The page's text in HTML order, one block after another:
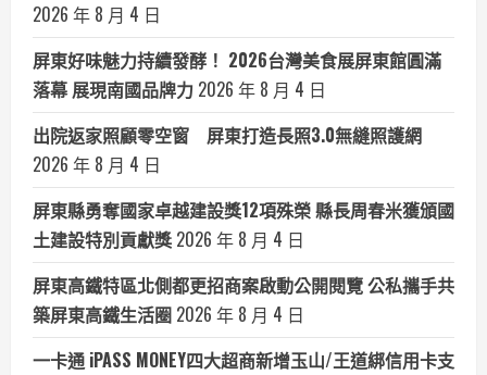
2026 年 8 月 4 日
屏東好味魅力持續發酵！ 2026台灣美食展屏東館圓滿
落幕 展現南國品牌力 2026 年 8 月 4 日
出院返家照顧零空窗 屏東打造長照3.0無縫照護網
2026 年 8 月 4 日
屏東縣勇奪國家卓越建設獎12項殊榮 縣長周春米獲頒國
土建設特別貢獻獎 2026 年 8 月 4 日
屏東高鐵特區北側都更招商案啟動公開閱覽 公私攜手共
築屏東高鐵生活圈 2026 年 8 月 4 日
一卡通 iPASS MONEY四大超商新增玉山/王道綁信用卡支